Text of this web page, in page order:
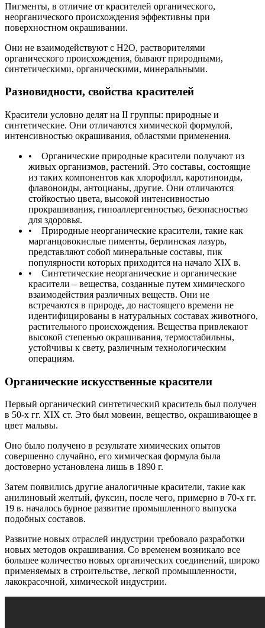
Пигменты, в отличие от красителей органического,
неорганического происхождения эффективны при
поверхностном окрашивании.
Они не взаимодействуют с H2O, растворителями
органического происхождения, бывают природными,
синтетическими, органическими, минеральными.
Разновидности, свойства красителей
Красители условно делят на II группы: природные и
синтетические. Они отличаются химической формулой,
интенсивностью окрашивания, областями применения.
• Органические природные красители получают из
живых организмов, растений. Это составы, состоящие
из таких компонентов как хлорофилл, каротиноиды,
флавоноиды, антоцианы, другие. Они отличаются
стойкостью цвета, высокой интенсивностью
прокрашивания, гипоаллергенностью, безопасностью
для здоровья.
• Природные неорганические красители, такие как
марганцовокислые пименты, берлинская лазурь,
представляют собой минеральные составы, пик
популярности которых приходится на начало XIX в.
• Синтетические неорганические и органические
красители – вещества, созданные путем химического
взаимодействия различных веществ. Они не
встречаются в природе, до настоящего времени не
идентифицированы в натуральных составах животного,
растительного происхождения. Вещества привлекают
высокой степенью окрашивания, термостабильны,
устойчивы к свету, различным технологическим
операциям.
Органические иcкусственные красители
Первый органический синтетический краситель был получен
в 50-х гг. XIX ст. Это был мовеин, вещество, окрашивающее в
цвет мальвы.
Оно было получено в результате химических опытов
совершенно случайно, его химическая формула была
достоверно установлена лишь в 1890 г.
Затем появились другие аналогичные красители, такие как
анилиновый желтый, фуксин, после чего, примерно в 70-х гг.
19 в. началось бурное развитие промышленного выпуска
подобных составов.
Развитие новых отраслей индустрии требовало разработки
новых методов окрашивания. Со временем возникало все
большее количество новых органических соединений, широко
применяемых в строительстве, легкой промышленности,
лакокрасочной, химической индустрии.